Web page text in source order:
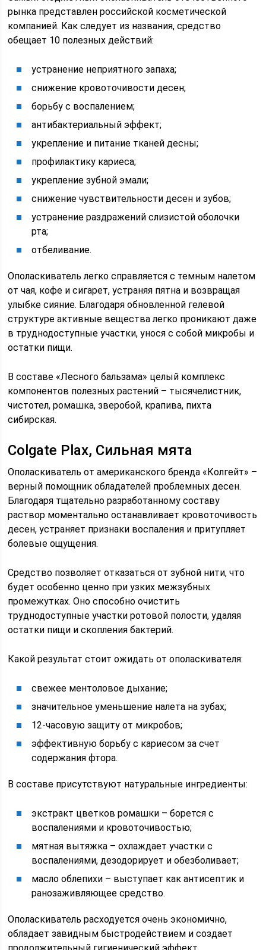
рынка представлен российской косметической
компанией. Как следует из названия, средство
обещает 10 полезных действий:
устранение неприятного запаха;
снижение кровоточивости десен;
борьбу с воспалением;
антибактериальный эффект;
укрепление и питание тканей десны;
профилактику кариеса;
укрепление зубной эмали;
снижение чувствительности десен и зубов;
устранение раздражений слизистой оболочки
рта;
отбеливание.
Ополаскиватель легко справляется с темным налетом
от чая, кофе и сигарет, устраняя пятна и возвращая
улыбке сияние. Благодаря обновленной гелевой
структуре активные вещества легко проникают даже
в труднодоступные участки, унося с собой микробы и
остатки пищи.
В составе «Лесного бальзама» целый комплекс
компонентов полезных растений – тысячелистник,
чистотел, ромашка, зверобой, крапива, пихта
сибирская.
Colgate Plax, Сильная мята
Ополаскиватель от американского бренда «Колгейт» –
верный помощник обладателей проблемных десен.
Благодаря тщательно разработанному составу
раствор моментально останавливает кровоточивость
десен, устраняет признаки воспаления и притупляет
болевые ощущения.
Средство позволяет отказаться от зубной нити, что
будет особенно ценно при узких межзубных
промежутках. Оно способно очистить
труднодоступные участки ротовой полости, удаляя
остатки пищи и скопления бактерий.
Какой результат стоит ожидать от ополаскивателя:
свежее ментоловое дыхание;
значительное уменьшение налета на зубах;
12-часовую защиту от микробов;
эффективную борьбу с кариесом за счет
содержания фтора.
В составе присутствуют натуральные ингредиенты:
экстракт цветков ромашки – борется с
воспалениями и кровоточивостью;
мятная вытяжка – охлаждает участки с
воспалениями, дезодорирует и обезболивает;
масло облепихи – выступает как антисептик и
ранозаживляющее средство.
Ополаскиватель расходуется очень экономично,
обладает завидным быстродействием и создает